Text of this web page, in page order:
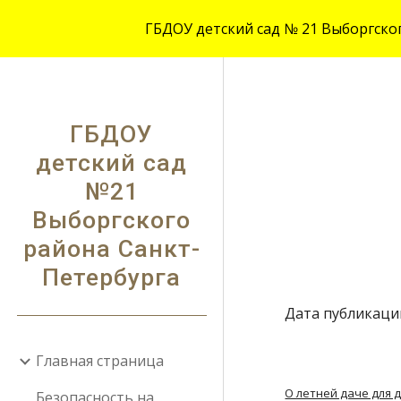
ГБДОУ детский сад № 21
ГБДОУ
детский сад
№21
Выборгского
района Санкт-
Петербурга
Главная страница
Дата
О летней даче для